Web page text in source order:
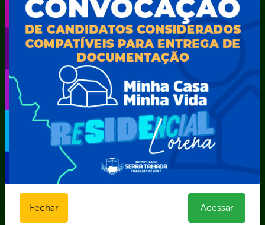
Telefones Úteis
TV Web
Vice-Prefeito
Secretarias
Agência Municipal de Meio Ambiente – AMMA
Assistência Social e Cidadania
Autarquia Educacional de Serra Talhada – AESET
Comando da Guarda Municipal-CGM
Diretoria da Defesa Civil
FUNDAÇÃO CULTURAL DE SERRA TALHADA
Gabinete da Prefeita
Gabinete do Vice-Prefeito
Instituto de Previdência Própria dos Servidores Públicos do
Obras e Infraestrutura
Fechar Acessar